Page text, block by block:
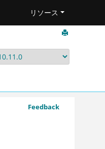
リソース
Feedback